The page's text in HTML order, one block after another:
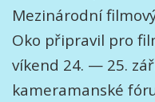
Mezinárodní
Oko připravil pro
víkend 24. — 25.
kameramanské